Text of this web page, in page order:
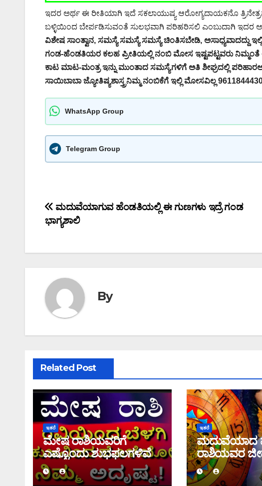
ಇದರ ಅರ್ಥ ಈ ರೀತಿಯಾಗಿ ಇದೆ ಸಕಲಾಯುಷ್ಯ ಆರೋಗ್ಯದಾಯಕನೊ
ಬಳ್ಳಿಯಿಂದ ಬೇರ್ಪಡಿಸುವಂತೆ ಸುಲಭವಾಗಿ ಪರಿಹರಿಸಲಿ ಎಂಬುದಾಗಿ ಇದರ
ವಿಶೇಷ ಸಾಂತ್ವಾನ, ಸಮಸ್ಯೆ ಸಮಸ್ಯೆ ಸಮಸ್ಯೆ ಚಿಂತಿಸಬೇಡಿ, ಅಸಾಧ್ಯವಾದದ್ದು
ಗಂಡ-ಹೆಂಡತಿಯರ ಕಲಹ ಪ್ರೀತಿಯಲ್ಲಿ ನಂಬಿ ಮೋಸ ಇಷ್ಟಪಟ್ಟವರು ನಿಮ್ಮಂತೆ
ಕಾಟ ಮಾಟ-ಮಂತ್ರ ಇನ್ನು ಮುಂತಾದ ಸಮಸ್ಯೆಗಳಿಗೆ ಅತಿ ಶೀಘ್ರದಲ್ಲಿ
ಸಾಯಿಬಾಬಾ ಜ್ಯೋತಿಷ್ಯಶಾಸ್ತ್ರನಿಮ್ಮ ನಂಬಿಕೆಗೆ ಇಲ್ಲಿ ಮೋಸವಿಲ್ಲ
WhatsApp Group
Telegram Group
Post
navigation
ಮದುವೆಯಾಗುವ ಹೆಂಡತಿಯಲ್ಲಿ ಈ ಗುಣಗಳು ಇದ್ರೆ ಗಂಡ
ಭಾಗ್ಯಶಾಲಿ
By
Related Post
ಇತರೆ
ಮೇಷ ರಾಶಿಯವರಿಗೆ
ಎಷ್ಟೊಂದು ಶುಭಫಲಗಳಿವೆ
ಇತರೆ
ಮದುವೆಯಾದ
ರಾಶಿಯವರ
ಸಂಪೂರ್ಣ